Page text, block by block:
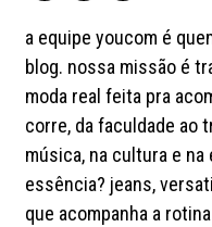
a equipe youcom é
blog. nossa missão é
moda real feita pra
corre, da faculdade ao
música, na cultura e
essência? jeans,
que acompanha a